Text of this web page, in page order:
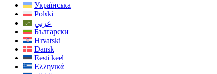
Українська
Polski
عربي
Български
Hrvatski
Dansk
Eesti keel
Ελληνικά